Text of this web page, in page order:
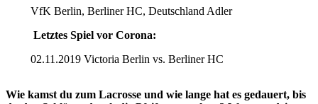
VfK Berlin, Berliner HC, Deutschland Adler
Letztes Spiel vor Corona:
02.11.2019 Victoria Berlin vs. Berliner HC
Wie kamst du zum Lacrosse und wie lange hat es gedauert, bis